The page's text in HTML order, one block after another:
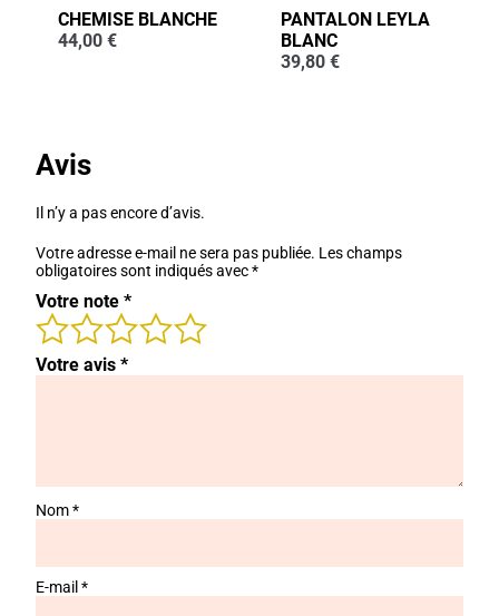
CHEMISE BLANCHE
44,00 €
PANTALON LEYLA
BLANC
39,80 €
Avis
Il n’y a pas encore d’avis.
Votre adresse e-mail ne sera pas publiée. Les champs
obligatoires sont indiqués avec*
Votre note *
Votre avis *
Nom*
E-mail *